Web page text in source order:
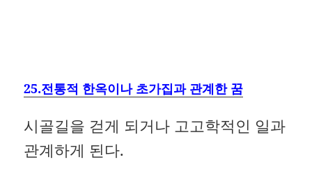
25.전통적 한옥이나 초가집과 관계한 꿈
시골길을 걷게 되거나 고고학적인 일과
관계하게 된다.